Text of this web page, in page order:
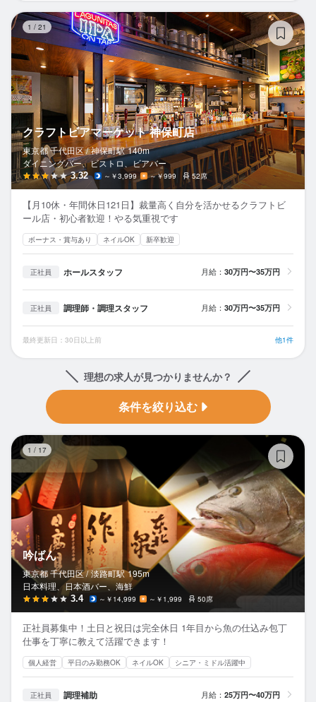
1 / 21
クラフトビアマーケット 神保町店
東京都 千代田区 / 神保町駅 140m
ダイニングバー、ビストロ、ビアバー
3.32 ～￥3,999 ～￥999 52席
【月10休・年間休日121日】裁量高く自分を活かせるクラフトビ
ール店・初心者歓迎！やる気重視です
ボーナス・賞与あり ネイルOK 新卒歓迎
正社員 ホールスタッフ 月給： 30万円〜35万円
正社員 調理師・調理スタッフ 月給： 30万円〜35万円
最終更新日：30日以上前 他1件
理想の求人が見つかりませんか？
条件を絞り込む
1 / 17
吟ばん
東京都 千代田区 / 淡路町駅 195m
日本料理、日本酒バー、海鮮
3.4 ～￥14,999 ～￥1,999 50席
正社員募集中！土日と祝日は完全休日 1年目から魚の仕込み包丁
仕事を丁寧に教えて活躍できます！
個人経営 平日のみ勤務OK ネイルOK シニア・ミドル活躍中
正社員 調理補助 月給： 25万円〜40万円